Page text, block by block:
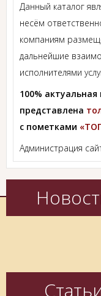
Данный каталог
несём
компаниям
дальнейшие
исполнителями
100%
представлена
с пометками
Администрация